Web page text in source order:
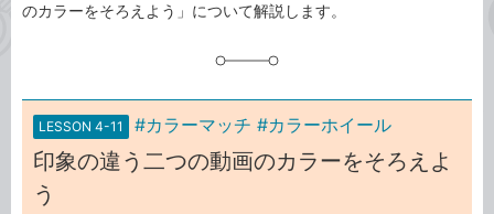
のカラーをそろえよう」について解説します。
LESSON 4-11 #カラーマッチ #カラーホイール
印象の違う二つの動画のカラーをそろえよ
う